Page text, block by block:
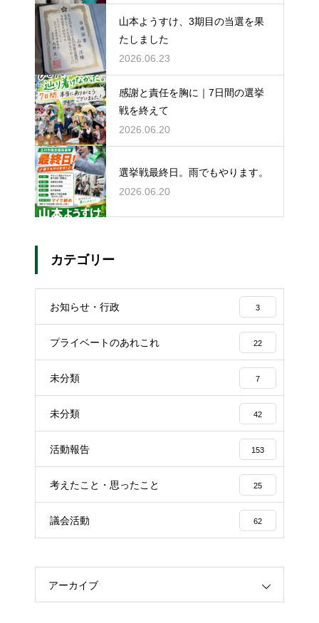
山本ようすけ、3期目の当選を果
たしました
2026.06.23
感謝と責任を胸に｜7日間の選挙
戦を終えて
2026.06.20
選挙戦最終日。雨でもやります。
2026.06.20
カテゴリー
お知らせ・行政 3
プライベートのあれこれ 22
未分類 7
未分類 42
活動報告 153
考えたこと・思ったこと 25
議会活動 62
アーカイブ